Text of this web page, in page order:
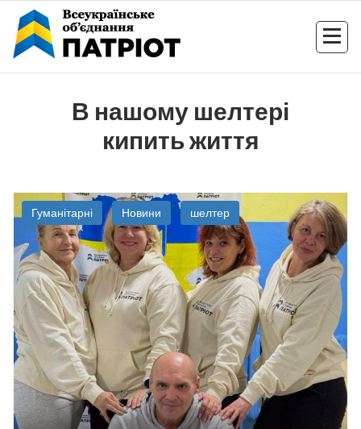
Перейти
контенту
В нашому шелтері
кипить життя
Гуманітарні Новини шелтер